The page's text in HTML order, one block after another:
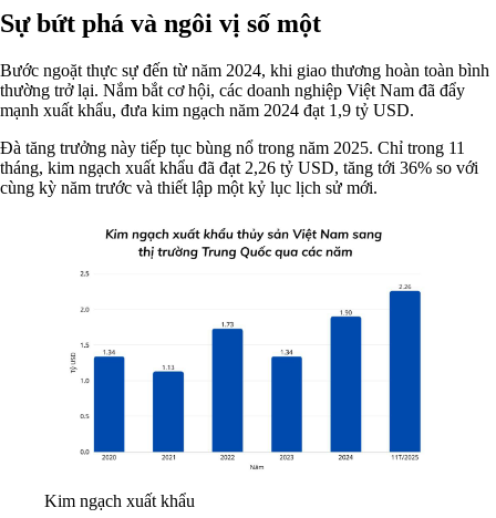
Sự bứt phá và ngôi vị số một
Bước ngoặt thực sự đến từ năm 2024, khi giao thương hoàn toàn bình
thường trở lại. Nắm bắt cơ hội, các doanh nghiệp Việt Nam đã đẩy
mạnh xuất khẩu, đưa kim ngạch năm 2024 đạt 1,9 tỷ USD.
Đà tăng trưởng này tiếp tục bùng nổ trong năm 2025. Chỉ trong 11
tháng, kim ngạch xuất khẩu đã đạt 2,26 tỷ USD, tăng tới 36% so với
cùng kỳ năm trước và thiết lập một kỷ lục lịch sử mới.
Kim ngạch xuất khẩu